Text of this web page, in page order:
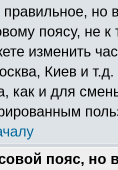
но
поясу, не
изменить
Киев и
как и для
пояс, но